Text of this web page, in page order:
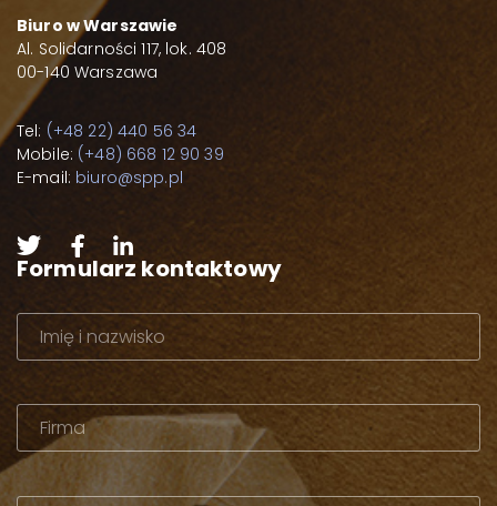
Biuro w Warszawie
Al. Solidarności 117, lok. 408
00-140 Warszawa
Tel: (+48 22) 440 56 34
Mobile: (+48) 668 12 90 39
E-mail: biuro@spp.pl
Formularz kontaktowy